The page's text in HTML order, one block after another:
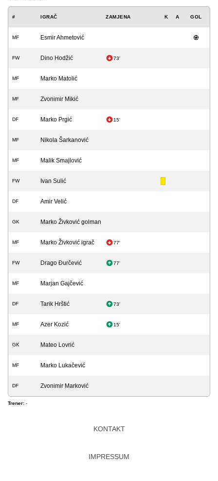
# IGRAČ ZAMJENA K A GOL
MF Esmir Ahmetović
FW Dino Hodžić 73'
MF Marko Matolić
MF Zvonimir Mikić
DF Marko Prgić 15'
MF Nikola Šarkanović
MF Malik Smajlović
FW Ivan Sulić
DF Amir Velić
GK Marko Živković golman
MF Marko Živković igrač 77'
FW Drago Đurčević 77'
MF Marjan Gajčević
DF Tarik Hrštić 73'
MF Azer Kozić 15'
GK Mateo Lovrić
MF Marko Lukačević
DF Zvonimir Marković
Trener: -
KONTAKT
IMPRESSUM